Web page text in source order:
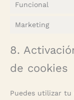
Funcional
Marketing
8.
de cookies
Puedes utilizar tu